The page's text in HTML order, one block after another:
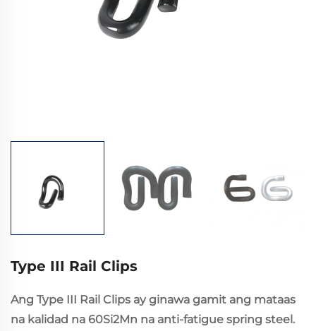
Type III Rail Clips
Ang Type III Rail Clips ay ginawa gamit ang mataas
na kalidad na 60Si2Mn na anti-fatigue spring steel.